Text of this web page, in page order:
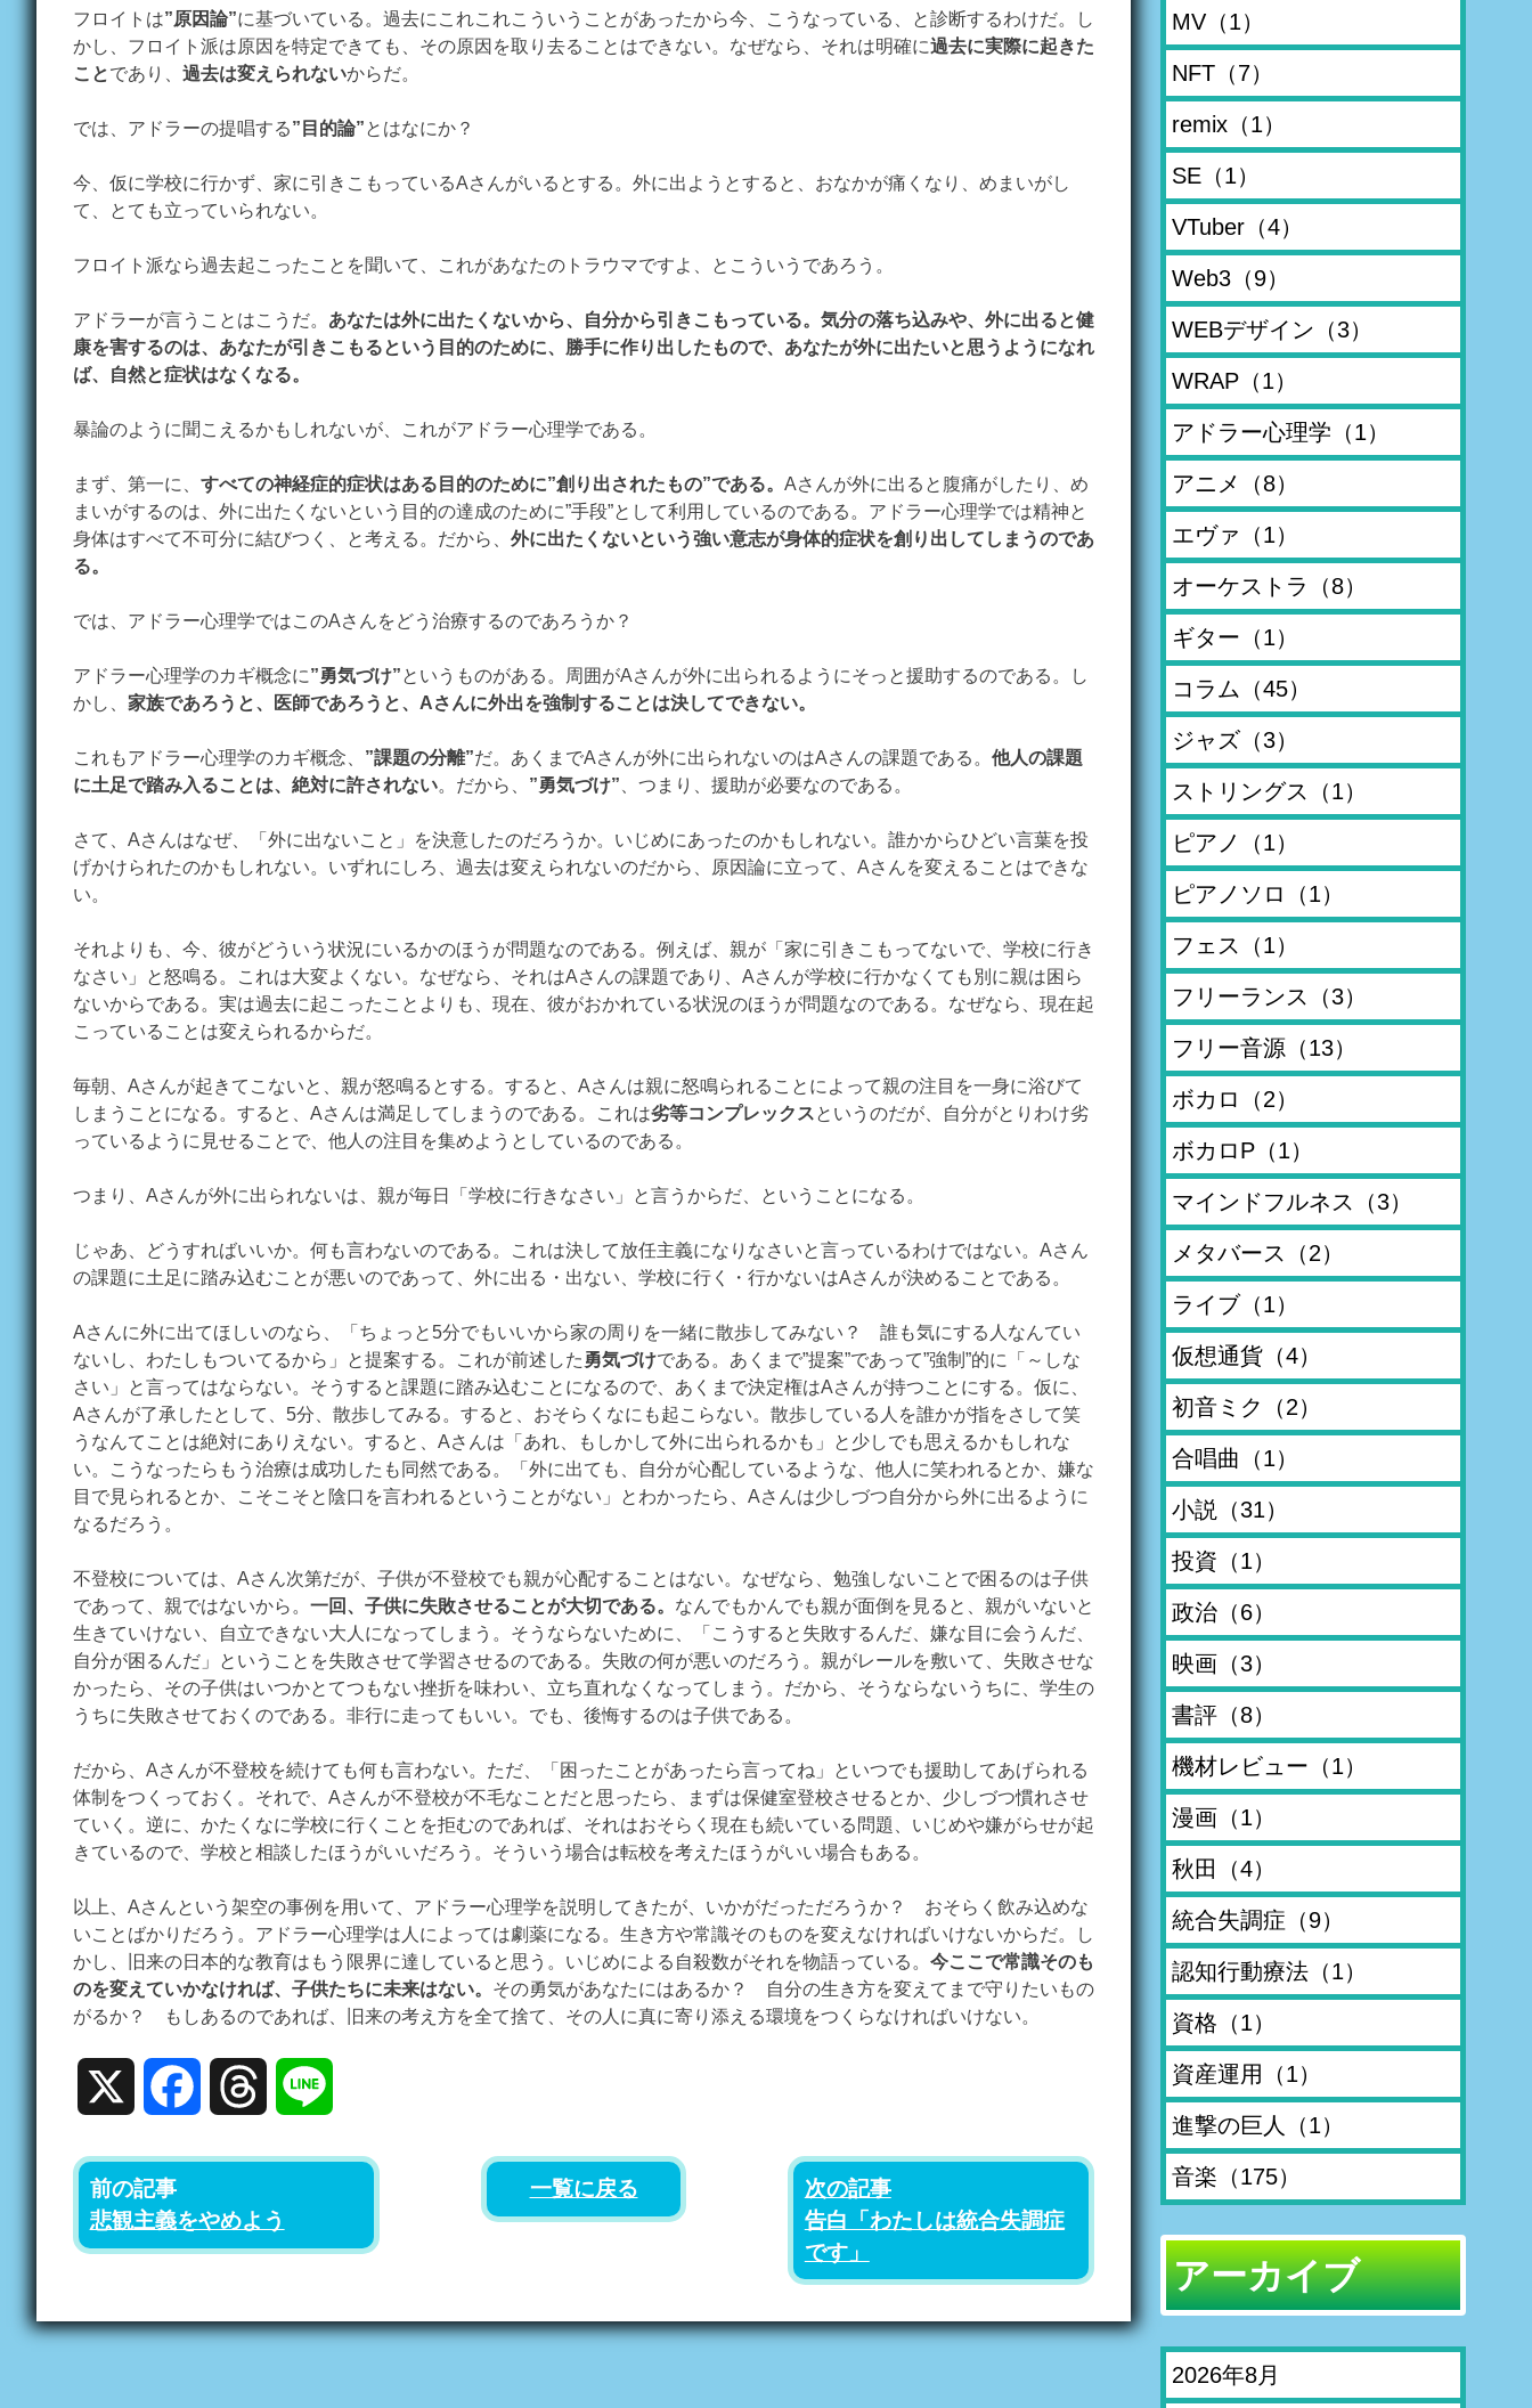
フロイトは”原因論”に基づいている。過去にこれこれこういうことがあったから今、こうなっている、と診断するわけだ。し
かし、フロイト派は原因を特定できても、その原因を取り去ることはできない。なぜなら、それは明確に過去に実際に起きた
ことであり、 過去は変えられないからだ。
では、アドラーの提唱する”目的論”とはなにか？
今、仮に学校に行かず、家に引きこもっているAさんがいるとする。外に出ようとすると、おなかが痛くなり、めまいがし
て、とても立っていられない。
フロイト派なら過去起こったことを聞いて、これがあなたのトラウマですよ、とこういうであろう。
アドラーが言うことはこうだ。 あなたは外に出たくないから、自分から引きこもっている。気分の落ち込みや、外に出ると健
康を害するのは、あなたが引きこもるという目的のために、勝手に作り出したもので、あなたが外に出たいと思うようになれ
ば、自然と症状はなくなる。
暴論のように聞こえるかもしれないが、これがアドラー心理学である。
まず、第一に、 すべての神経症的症状はある目的のために”創り出されたもの”である。 Aさんが外に出ると腹痛がしたり、め
まいがするのは、外に出たくないという目的の達成のために”手段”として利用しているのである。アドラー心理学では精神と
身体はすべて不可分に結びつく、と考える。だから、 外に出たくないという強い意志が身体的症状を創り出してしまうのであ
る。
では、アドラー心理学ではこのAさんをどう治療するのであろうか？
アドラー心理学のカギ概念に”勇気づけ”というものがある。周囲がAさんが外に出られるようにそっと援助するのである。し
かし、 家族であろうと、医師であろうと、Aさんに外出を強制することは決してできない。
これもアドラー心理学のカギ概念、 ”課題の分離”だ。あくまでAさんが外に出られないのはAさんの課題である。 他人の課題
に土足で踏み入ることは、絶対に許されない。だから、 ”勇気づけ”、つまり、援助が必要なのである。
さて、Aさんはなぜ、「外に出ないこと」を決意したのだろうか。いじめにあったのかもしれない。誰かからひどい言葉を投
げかけられたのかもしれない。いずれにしろ、過去は変えられないのだから、原因論に立って、Aさんを変えることはできな
い。
それよりも、今、彼がどういう状況にいるかのほうが問題なのである。例えば、親が「家に引きこもってないで、学校に行き
なさい」と怒鳴る。これは大変よくない。なぜなら、それはAさんの課題であり、Aさんが学校に行かなくても別に親は困ら
ないからである。実は過去に起こったことよりも、現在、彼がおかれている状況のほうが問題なのである。なぜなら、現在起
こっていることは変えられるからだ。
毎朝、Aさんが起きてこないと、親が怒鳴るとする。すると、Aさんは親に怒鳴られることによって親の注目を一身に浴びて
しまうことになる。すると、Aさんは満足してしまうのである。これは劣等コンプレックスというのだが、自分がとりわけ劣
っているように見せることで、他人の注目を集めようとしているのである。
つまり、Aさんが外に出られないは、親が毎日「学校に行きなさい」と言うからだ、ということになる。
じゃあ、どうすればいいか。何も言わないのである。これは決して放任主義になりなさいと言っているわけではない。Aさん
の課題に土足に踏み込むことが悪いのであって、外に出る・出ない、学校に行く・行かないはAさんが決めることである。
Aさんに外に出てほしいのなら、「ちょっと5分でもいいから家の周りを一緒に散歩してみない？ 誰も気にする人なんてい
ないし、わたしもついてるから」と提案する。これが前述した 勇気づけである。あくまで”提案”であって”強制”的に「～しな
さい」と言ってはならない。そうすると課題に踏み込むことになるので、あくまで決定権はAさんが持つことにする。仮に、
Aさんが了承したとして、5分、散歩してみる。すると、おそらくなにも起こらない。散歩している人を誰かが指をさして笑
うなんてことは絶対にありえない。すると、Aさんは「あれ、もしかして外に出られるかも」と少しでも思えるかもしれな
い。こうなったらもう治療は成功したも同然である。「外に出ても、自分が心配しているような、他人に笑われるとか、嫌な
目で見られるとか、こそこそと陰口を言われるということがない」とわかったら、Aさんは少しづつ自分から外に出るように
なるだろう。
不登校については、Aさん次第だが、子供が不登校でも親が心配することはない。なぜなら、勉強しないことで困るのは子供
であって、親ではないから。 一回、子供に失敗させることが大切である。 なんでもかんでも親が面倒を見ると、親がいないと
生きていけない、自立できない大人になってしまう。そうならないために、「こうすると失敗するんだ、嫌な目に会うんだ、
自分が困るんだ」ということを失敗させて学習させるのである。失敗の何が悪いのだろう。親がレールを敷いて、失敗させな
かったら、その子供はいつかとてつもない挫折を味わい、立ち直れなくなってしまう。だから、そうならないうちに、学生の
うちに失敗させておくのである。非行に走ってもいい。でも、後悔するのは子供である。
だから、Aさんが不登校を続けても何も言わない。ただ、「困ったことがあったら言ってね」といつでも援助してあげられる
体制をつくっておく。それで、Aさんが不登校が不毛なことだと思ったら、まずは保健室登校させるとか、少しづつ慣れさせ
ていく。逆に、かたくなに学校に行くことを拒むのであれば、それはおそらく現在も続いている問題、いじめや嫌がらせが起
きているので、学校と相談したほうがいいだろう。そういう場合は転校を考えたほうがいい場合もある。
以上、Aさんという架空の事例を用いて、アドラー心理学を説明してきたが、いかがだっただろうか？ おそらく飲み込めな
いことばかりだろう。アドラー心理学は人によっては劇薬になる。生き方や常識そのものを変えなければいけないからだ。し
かし、旧来の日本的な教育はもう限界に達していると思う。いじめによる自殺数がそれを物語っている。 今ここで常識そのも
のを変えていかなければ、子供たちに未来はない。 その勇気があなたにはあるか？ 自分の生き方を変えてまで守りたいもの
がるか？ もしあるのであれば、旧来の考え方を全て捨て、その人に真に寄り添える環境をつくらなければいけない。
Facebook Threads
前の記事
悲観主義をやめよう
一覧に戻る
次の記事
告白「わたしは統合失調症
です」
MV（1）
NFT（7）
remix（1）
SE（1）
VTuber（4）
Web3（9）
WEBデザイン （3）
WRAP（1）
アドラー心理学 （1）
アニメ （8）
エヴァ （1）
オーケストラ （8）
ギター （1）
コラム （45）
ジャズ（3）
ストリングス （1）
ピアノ （1）
ピアノソロ （1）
フェス （1）
フリーランス （3）
フリー音源（13）
ボカロ （2）
ボカロP（1）
マインドフルネス （3）
メタバース （2）
ライブ（1）
仮想通貨（4）
初音ミク （2）
合唱曲 （1）
小説 （31）
投資 （1）
政治（6）
映画（3）
書評（8）
機材レビュー （1）
漫画（1）
秋田 （4）
統合失調症 （9）
認知行動療法（1）
資格 （1）
資産運用 （1）
進撃の巨人 （1）
音楽 （175）
アーカイブ
2026年8月